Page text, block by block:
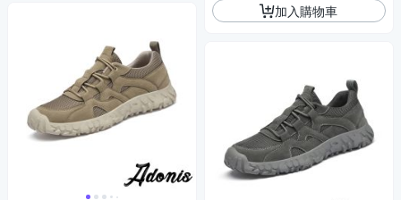
加入購物車